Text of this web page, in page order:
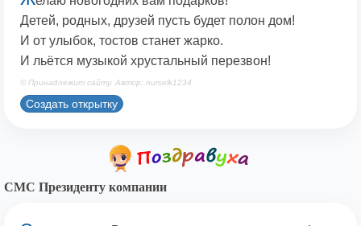
Детей, родных, друзей пусть будет полон дом!
И от улыбок, тостов станет жарко.
И льётся музыкой хрустальный перезвон!
© Принадлежит сайту. Автор: nurselk1234
Создать открытку
СМС Президенту компании